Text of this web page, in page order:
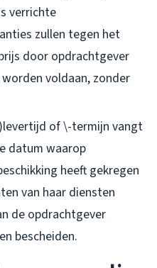
verrichte
zullen tegen het
door opdrachtgever
voldaan, zonder
of \-termijn vangt
datum waarop
heeft gekregen
van haar diensten
de opdrachtgever
bescheiden.